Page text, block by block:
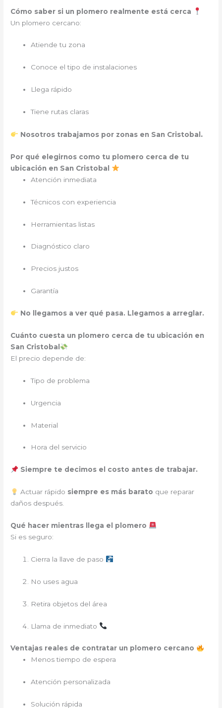
Cómo saber si un plomero realmente está cerca
Un plomero cercano:
Atiende tu zona
Conoce el tipo de instalaciones
Llega rápido
Tiene rutas claras
Nosotros trabajamos por zonas en San Cristobal .
Por qué elegirnos como tu plomero cerca de tu
ubicación en San Cristobal
Atención inmediata
Técnicos con experiencia
Herramientas listas
Diagnóstico claro
Precios justos
Garantía
No llegamos a ver qué pasa. Llegamos a arreglar.
Cuánto cuesta un plomero cerca de tu ubicación en
San Cristobal
El precio depende de:
Tipo de problema
Urgencia
Material
Hora del servicio
Siempre te decimos el costo antes de trabajar.
Actuar rápido siempre es más barato que reparar
daños después.
Qué hacer mientras llega el plomero
Si es seguro:
Cierra la llave de paso
No uses agua
Retira objetos del área
Llama de inmediato
Ventajas reales de contratar un plomero cercano
Menos tiempo de espera
Atención personalizada
Solución rápida